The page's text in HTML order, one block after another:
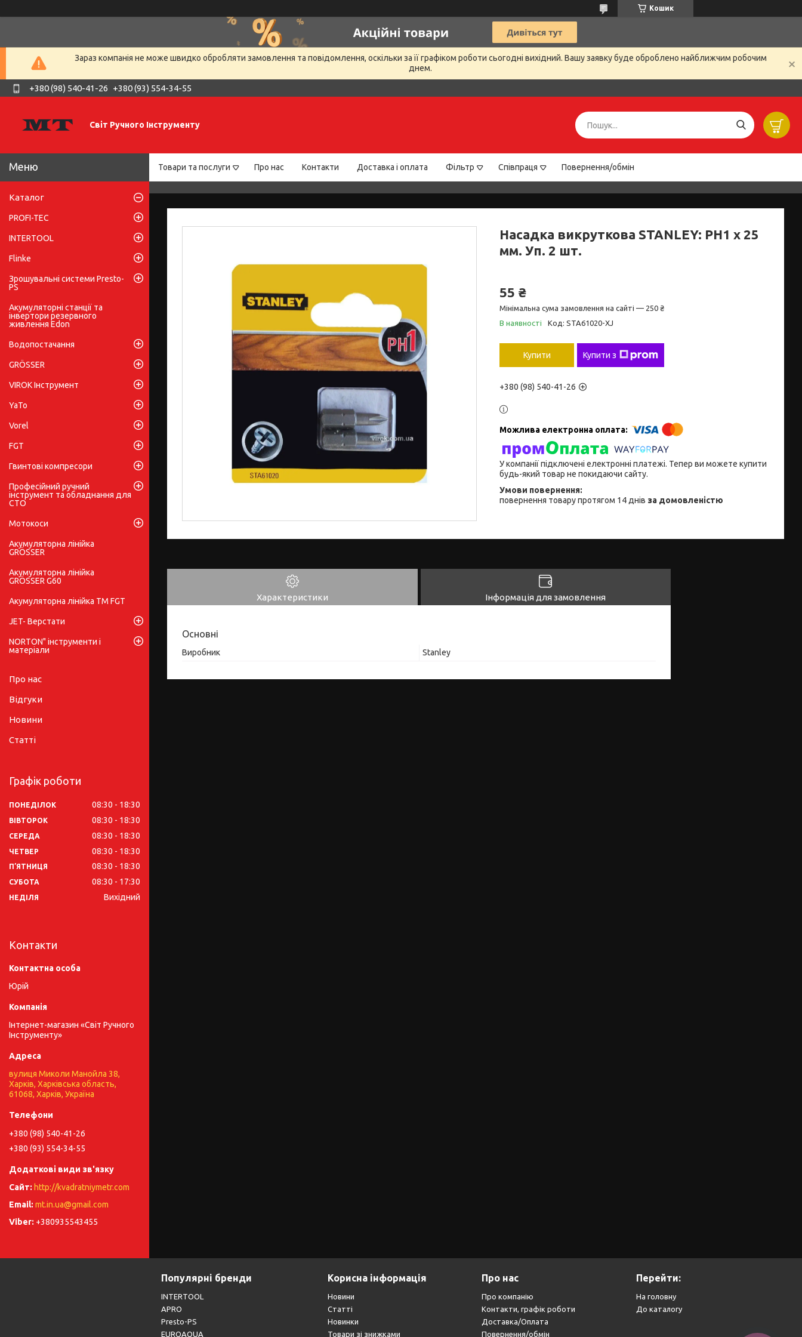
Кошик
Зараз компанія не може швидко обробляти замовлення та повідомлення, оскільки за її графіком роботи сьогодні вихідний. Вашу заявку буде оброблено найближчим робочим
днем.
+380 (98) 540-41-26 +380 (93) 554-34-55
Світ Ручного Інструменту
Товари та послуги Про нас Контакти Доставка і оплата Фільтр Співпраця Повернення/обмін
Насадка викруткова STANLEY: PH1 x 25
мм. Уп. 2 шт.
55 ₴
Мінімальна сума замовлення на сайті — 250 ₴
В наявності
Код: STA61020-XJ
Купити Купити з
+380 (98) 540-41-26
У компанії підключені електронні платежі. Тепер ви можете купити
будь-який товар не покидаючи сайту.
повернення товару протягом 14 днів за домовленістю
Характеристики Інформація для замовлення
Основні
Виробник Stanley
Каталог
PROFI-TEC
INTERTOOL
Flinke
Зрошувальні системи Presto-
PS
Акумуляторні станції та
інвертори резервного
живлення Edon
Водопостачання
GRÖSSER
VIROK Інструмент
YaTo
Vorel
FGT
Гвинтові компресори
Професійний ручний
інструмент та обладнання для
СТО
Мотокоси
Акумуляторна лінійка
GRÖSSER
Акумуляторна лінійка
GRÖSSER G60
Акумуляторна лінійка ТМ FGT
JET- Верстати
NORTON" інструменти і
матеріали
Про нас
Відгуки
Новини
Статті
Графік роботи
ПОНЕДІЛОК 08:30 18:30
ВІВТОРОК 08:30 18:30
СЕРЕДА 08:30 18:30
ЧЕТВЕР 08:30 18:30
ПʼЯТНИЦЯ 08:30 18:30
СУБОТА 08:30 17:30
НЕДІЛЯ Вихідний
Контакти
Юрій
Інтернет-магазин «Світ Ручного
Інструменту»
вулиця Миколи Манойла 38,
Харків, Харківська область,
61068, Харків, Україна
+380 (98) 540-41-26
+380 (93) 554-34-55
http://kvadratniymetr.com
mt.in.ua@gmail.com
+380935543455
Популярні бренди
INTERTOOL
APRO
Presto-PS
EUROAQUA
Корисна інформація
Новини
Статті
Новинки
Товари зі знижками
Про нас
Про компанію
Контакти, графік роботи
Доставка/Оплата
Повернення/обмін
Перейти:
На головну
До каталогу